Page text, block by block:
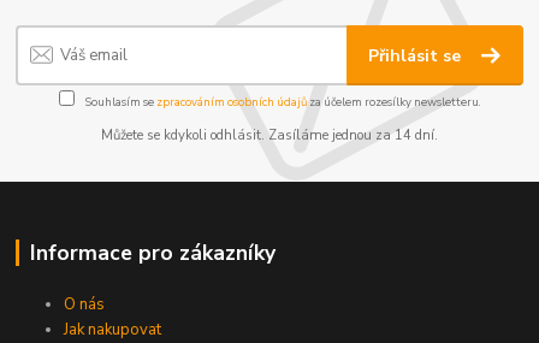
Přihlásit se
Souhlasím se zpracováním osobních údajůza účelem rozesílky newsletteru.
Můžete se kdykoli odhlásit. Zasíláme jednou za 14 dní.
Informace pro zákazníky
O nás
Jak nakupovat